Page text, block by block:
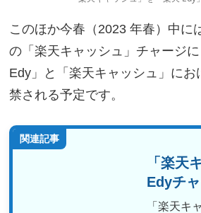
このほか今春（2023 年春）中に
の「楽天キャッシュ」チャージ
Edy」と「楽天キャッシュ」にお
禁される予定です。
関連記事
「楽天
Edyチ
「楽天キ